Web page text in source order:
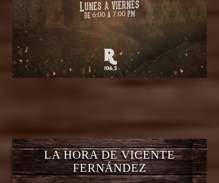
LA HORA DE VICENTE
FERNÁNDEZ